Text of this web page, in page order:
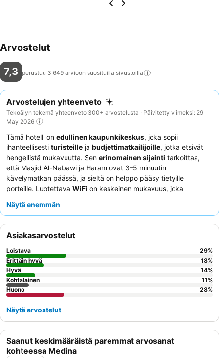
Arvostelut
7,3 perustuu 3 649 arvioon suosituilla sivustoilla
Arvostelujen yhteenveto
Tekoälyn tekemä yhteenveto 300+ arvostelusta · Päivitetty viimeksi: 29
May 2026
Tämä hotelli on edullinen kaupunkikeskus, joka sopii
ihanteellisesti turisteille ja budjettimatkailijoille, jotka etsivät
hengellistä mukavuutta. Sen erinomainen sijainti tarkoittaa,
että Masjid Al-Nabawi ja Haram ovat 3–5 minuutin
kävelymatkan päässä, ja sieltä on helppo pääsy tietyille
porteille. Luotettava WiFi on keskeinen mukavuus, joka
jatkuvastiystävällistä ja yhteistyökykyistä henkilökuntaa
avuliaisuudestaan. Jos haluat rauhallisemman kokemuksen,
harkitse huoneen pyytämistä poispäin pääkadulta.
Näytä enemmän
Saanut keskimääräistä paremmat arvosanat
kohteessa Medina
Asiakasarvostelut
Loistava 29%
Erittäin hyvä
18%
Hyvä
14%
Kohtalainen
11%
Huono
28%
Näytä arvostelut